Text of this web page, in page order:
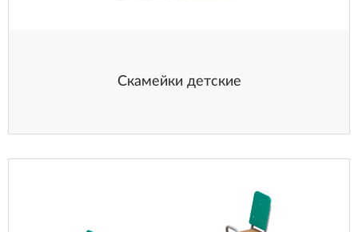
Скамейки детские